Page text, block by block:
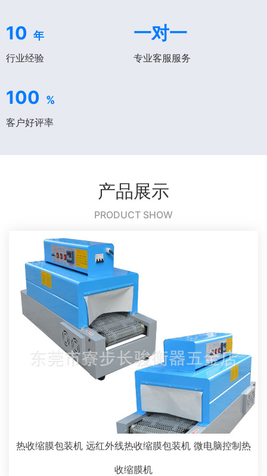
10 年
行业经验
一对一
专业客服服务
100 %
客户好评率
产品展示
PRODUCT SHOW
热收缩膜包装机 远红外线热收缩膜包装机 微电脑控制热
收缩膜机